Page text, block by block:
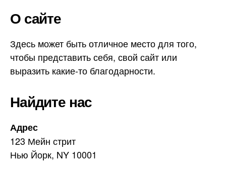
О сайте
Здесь может быть отличное место для того,
чтобы представить себя, свой сайт или
выразить какие-то благодарности.
Найдите нас
Адрес
123 Мейн стрит
Нью Йорк, NY 10001